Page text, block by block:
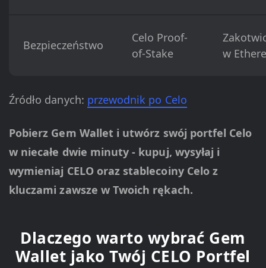
Bezpieczeństwo
Celo Proof-
of-Stake
w
Źródło danych: przewodnik po Celo
Pobierz Gem Wallet i utwórz swój portfel Celo
w niecałe dwie minuty - kupuj, wysyłaj i
wymieniaj CELO oraz stablecoiny Celo z
kluczami zawsze w Twoich rękach.
Dlaczego warto wybrać Gem
Wallet jako Twój CELO Portfel